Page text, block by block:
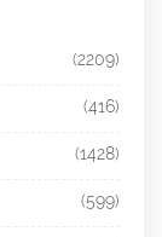
(2209)
(416)
(1428)
(599)